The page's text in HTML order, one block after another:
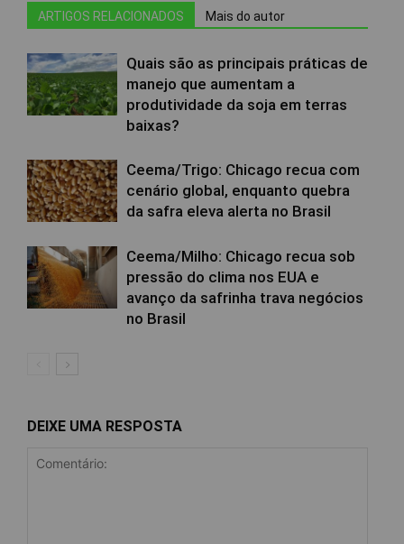
ARTIGOS RELACIONADOS Mais do autor
Quais são as principais práticas de
manejo que aumentam a
produtividade da soja em terras
baixas?
Ceema/Trigo: Chicago recua com
cenário global, enquanto quebra
da safra eleva alerta no Brasil
Ceema/Milho: Chicago recua sob
pressão do clima nos EUA e
avanço da safrinha trava negócios
no Brasil
DEIXE UMA RESPOSTA